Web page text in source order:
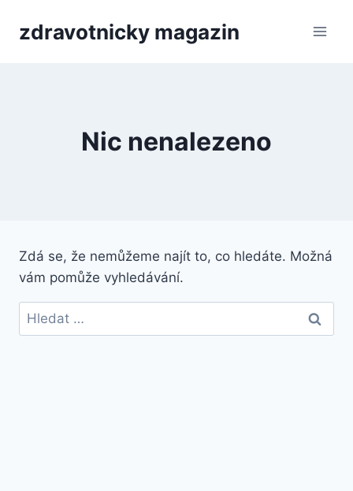
zdravotnicky magazin
Nic nenalezeno
Zdá se, že nemůžeme najít to, co hledáte. Možná
vám pomůže vyhledávání.
Vyhledávání